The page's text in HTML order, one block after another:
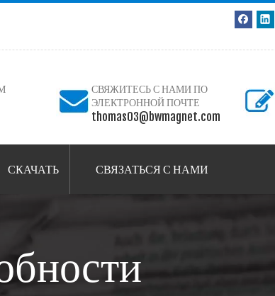
СВЯЖИТЕСЬ С НАМИ ПО
ЭЛЕКТРОННОЙ ПОЧТЕ
thomas03@bwmagnet.com
СКАЧАТЬ СВЯЗАТЬСЯ С НАМИ